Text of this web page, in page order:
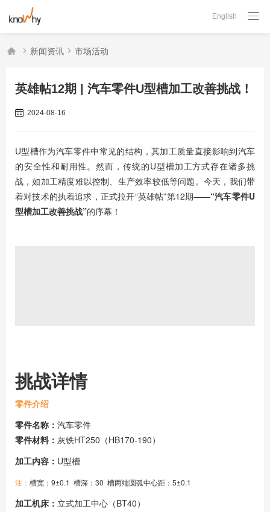

English
  新闻资讯  市场活动
英雄帖12期 | 汽车零件U型槽加工改善挑战！
2024-08-16
U型槽作为汽车零件中常见的结构，其加工质量直接影响到汽车
的安全性和耐用性。然而，传统的U型槽加工方式存在诸多挑
战，如加工精度难以控制、生产效率较低等问题。今天，我们带
着对技术的执着追求，正式拉开“英雄帖”第12期——“汽车零件U
型槽加工改善挑战”的序幕！
挑战详情
零件介绍
零件名称： 汽车零件
零件材料： 灰铁HT250（HB170-190）
加工内容： U型槽
注： 槽宽：9±0.1 槽深：30 槽两端圆弧中心距：5±0.1
加工机床： 立式加工中心（BT40）